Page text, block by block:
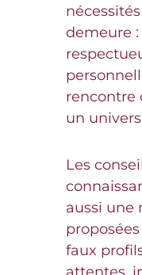
demeure
rencontre
un
Les
aussi une
faux